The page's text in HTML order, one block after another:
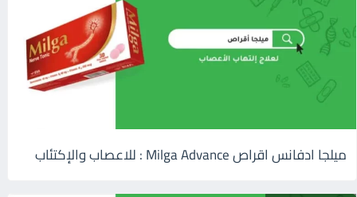
ميلجا ادفانس اقراص Milga Advance : للاعصاب والإكتئاب